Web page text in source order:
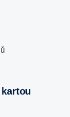
kartou